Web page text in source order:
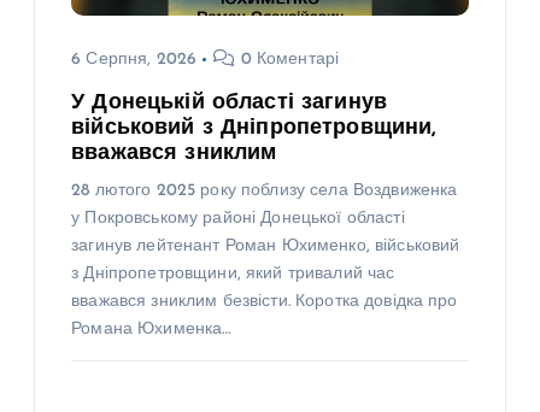
6 Серпня, 2026 0 Коментарі
У Донецькій області загинув
військовий з Дніпропетровщини,
вважався зниклим
28 лютого 2025 року поблизу села Воздвиженка
у Покровському районі Донецької області
загинув лейтенант Роман Юхименко, військовий
з Дніпропетровщини, який тривалий час
вважався зниклим безвісти. Коротка довідка про
Романа Юхименка…